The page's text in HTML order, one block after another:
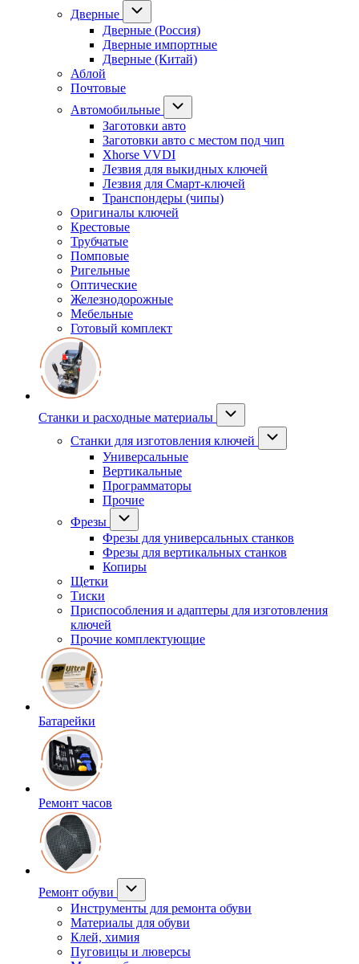
Дверные
Дверные (Россия)
Дверные импортные
Дверные (Китай)
Аблой
Почтовые
Автомобильные
Заготовки авто
Заготовки авто с местом под чип
Xhorse VVDI
Лезвия для выкидных ключей
Лезвия для Смарт-ключей
Транспондеры (чипы)
Оригиналы ключей
Крестовые
Трубчатые
Помповые
Ригельные
Оптические
Железнодорожные
Мебельные
Готовый комплект
Станки и расходные материалы
Станки для изготовления ключей
Универсальные
Вертикальные
Программаторы
Прочие
Фрезы
Фрезы для универсальных станков
Фрезы для вертикальных станков
Копиры
Щетки
Тиски
Приспособления и адаптеры для изготовления
ключей
Прочие комплектующие
Батарейки
Ремонт часов
Ремонт обуви
Инструменты для ремонта обуви
Материалы для обуви
Клей, химия
Пуговицы и люверсы